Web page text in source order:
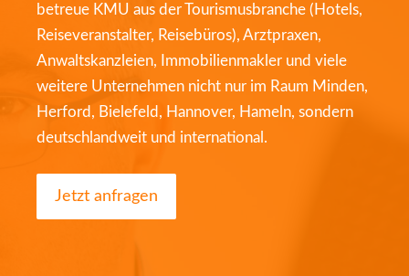
betreue KMU aus der Tourismusbranche (Hotels,
Reiseveranstalter, Reisebüros), Arztpraxen,
Anwaltskanzleien, Immobilienmakler und viele
weitere Unternehmen nicht nur im Raum Minden,
Herford, Bielefeld, Hannover, Hameln, sondern
deutschlandweit und international.
Jetzt anfragen